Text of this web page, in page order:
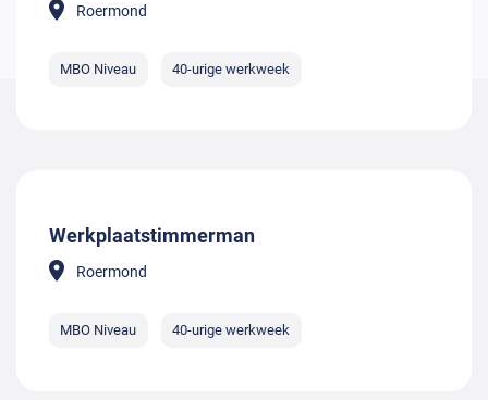
Roermond
MBO Niveau 40-urige werkweek
Werkplaatstimmerman
Roermond
MBO Niveau 40-urige werkweek